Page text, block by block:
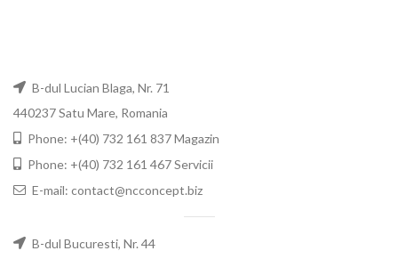
B-dul Lucian Blaga, Nr. 71
440237 Satu Mare, Romania
Phone: +(40) 732 161 837 Magazin
Phone: +(40) 732 161 467 Servicii
E-mail: contact@ncconcept.biz
B-dul Bucuresti, Nr. 44